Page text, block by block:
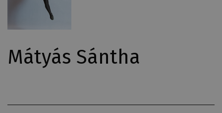
Mátyás Sántha